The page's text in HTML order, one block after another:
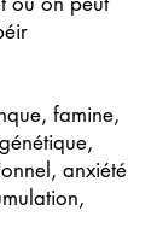
famine,
anxiété